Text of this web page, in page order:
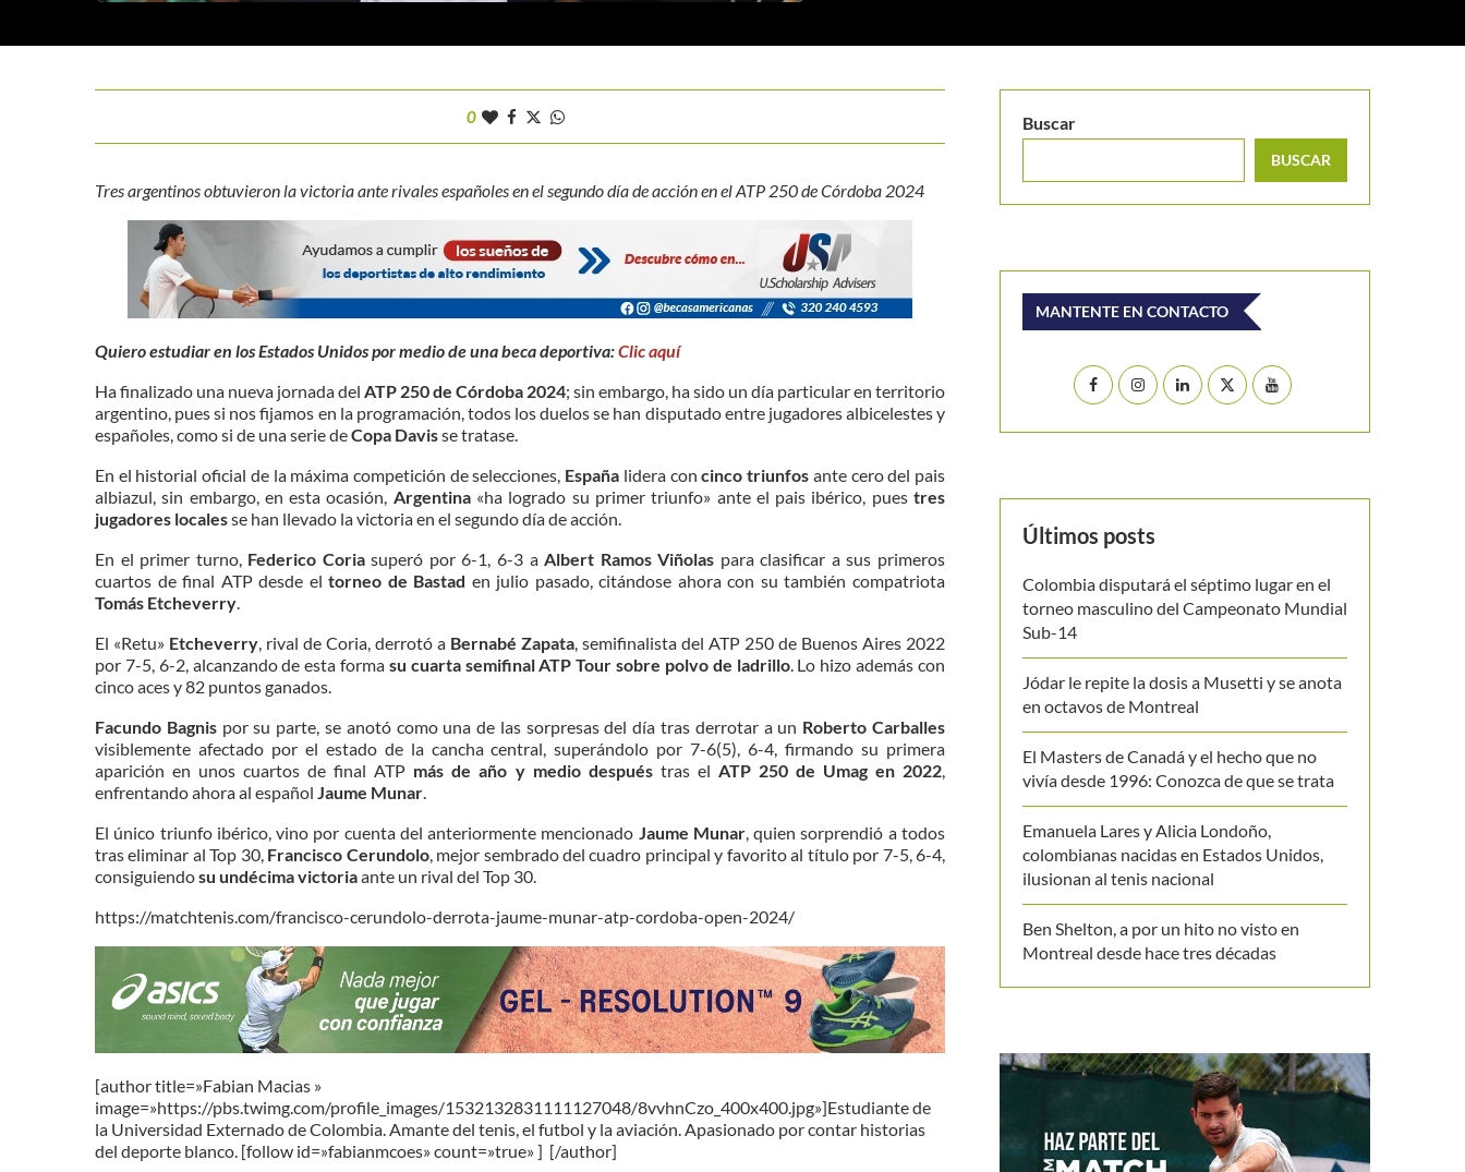
0
Tres argentinos obtuvieron la victoria ante rivales españoles en el segundo día de acción en el ATP 250 de Córdoba 2024
Quiero estudiar en los Estados Unidos por medio de una beca deportiva:Clic aquí
Ha finalizado una nueva jornada del ATP 250 de Córdoba 2024; sin embargo, ha sido un día particular en territorio
argentino, pues si nos fijamos en la programación, todos los duelos se han disputado entre jugadores albicelestes y
españoles, como si de una serie deCopa Davisse tratase.
En el historial oficial de la máxima competición de selecciones, España lidera con cinco triunfos ante cero del pais
albiazul, sin embargo, en esta ocasión, Argentina«ha logrado su primer triunfo» ante el pais ibérico, pues tres
jugadores localesse han llevado la victoria en el segundo día de acción.
En el primer turno, Federico Coriasuperó por 6-1, 6-3 aAlbert Ramos Viñolas para clasificar a sus primeros
cuartos de final ATP desde eltorneo de Bastad en julio pasado, citándose ahora con su también compatriota
Tomás Etcheverry
El «Retu» Etcheverry , rival de Coria, derrotó a Bernabé Zapata , semifinalista del ATP 250 de Buenos Aires 2022
por 7-5, 6-2, alcanzando de esta forma su cuarta semifinal ATP Tour sobre polvo de ladrillo. Lo hizo además con
cinco aces y 82 puntos ganados.
Facundo Bagnispor su parte, se anotó como una de las sorpresas del día tras derrotar a un Roberto Carballes
visiblemente afectado por el estado de la cancha central, superándolo por 7-6(5), 6-4, firmando su primera
aparición en unos cuartos de final ATP más de año y medio despuéstras el ATP 250 de Umag en 2022
enfrentando ahora al español Jaume Munar
El único triunfo ibérico, vino por cuenta del anteriormente mencionado Jaume Munar, quien sorprendió a todos
tras eliminar al Top 30, Francisco Cerundolo, mejor sembrado del cuadro principal y favorito al título por 7-5, 6-4,
consiguiendosu undécima victoriaante un rival del Top 30.
https://matchtenis.com/francisco-cerundolo-derrota-jaume-munar-atp-cordoba-open-2024/
[author title=»Fabian Macias »
image=»https://pbs.twimg.com/profile_images/1532132831111127048/8vvhnCzo_400x400.jpg»]Estudiante de
la Universidad Externado de Colombia. Amante del tenis, el futbol y la aviación. Apasionado por contar historias
del deporte blanco. [follow id=»fabianmcoes» count=»true» ] [/author]
Buscar
BUSCAR
MANTENTE EN CONTACTO
Últimos posts
Colombia disputará el séptimo lugar en el
torneo masculino del Campeonato Mundial
Sub-14
Jódar le repite la dosis a Musetti y se anota
en octavos de Montreal
El Masters de Canadá y el hecho que no
vivía desde 1996: Conozca de que se trata
Emanuela Lares y Alicia Londoño,
colombianas nacidas en Estados Unidos,
ilusionan al tenis nacional
Ben Shelton, a por un hito no visto en
Montreal desde hace tres décadas